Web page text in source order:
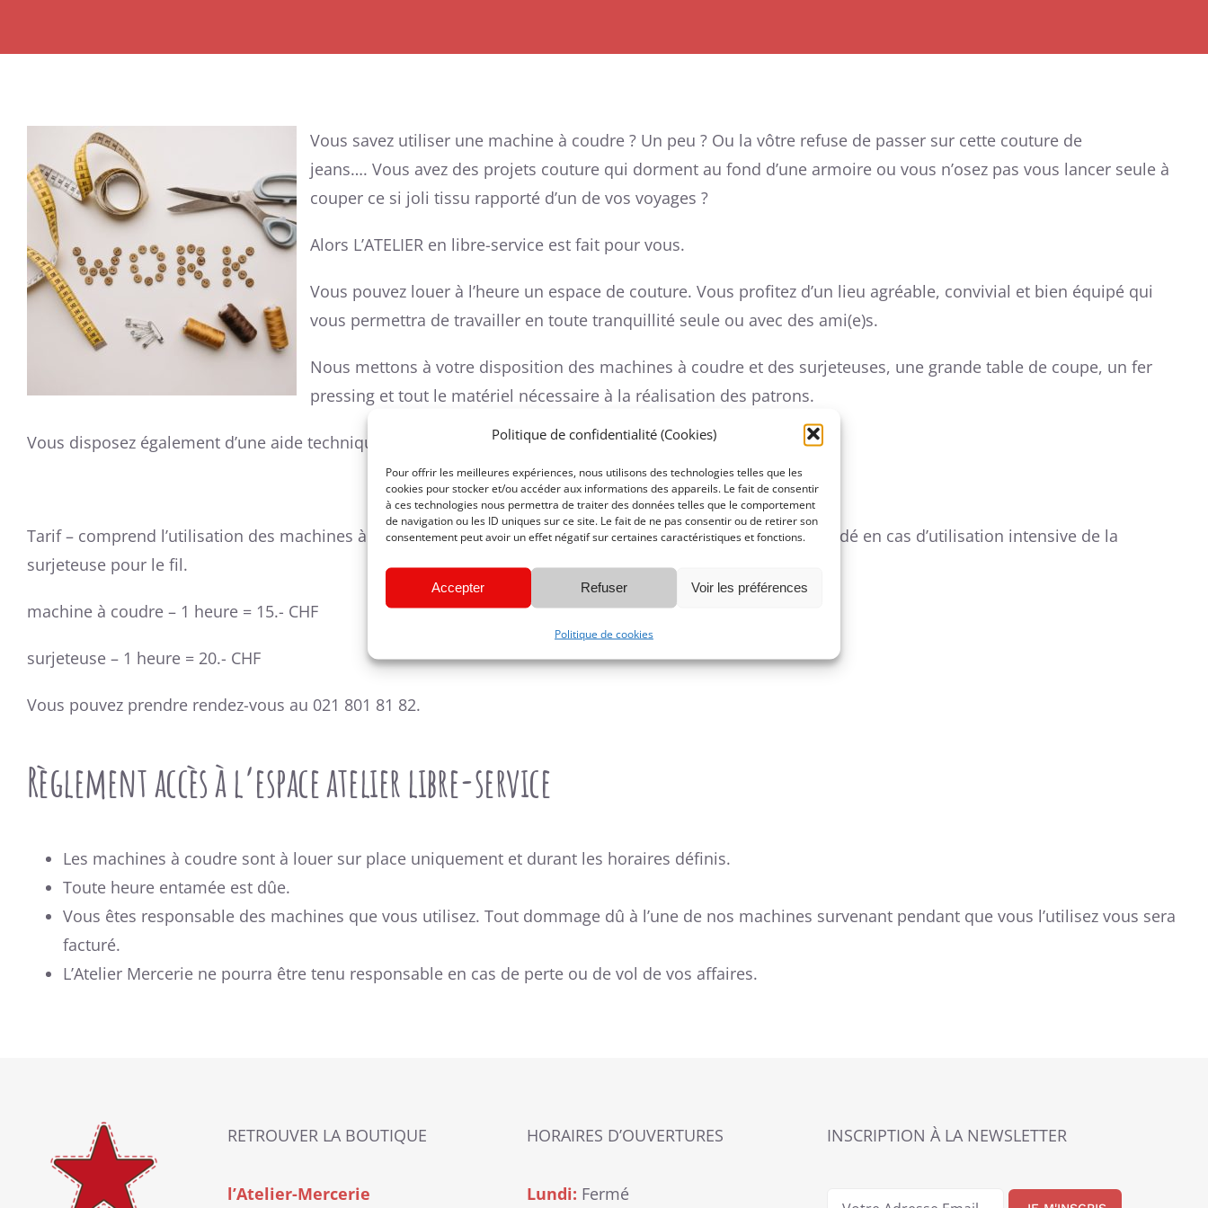
Politique de confidentialité (Cookies)
Pour offrir les meilleures expériences, nous utilisons des technologies telles que les
cookies pour stocker et/ou accéder aux informations des appareils. Le fait de consentir
à ces technologies nous permettra de traiter des données telles que le comportement
de navigation ou les ID uniques sur ce site. Le fait de ne pas consentir ou de retirer son
consentement peut avoir un effet négatif sur certaines caractéristiques et fonctions.
Accepter Refuser Voir les préférences
Politique de cookies
Vous savez utiliser une machine à coudre ? Un peu ? Ou la vôtre refuse de passer sur cette couture de
jeans…. Vous avez des projets couture qui dorment au fond d’une armoire ou vous n’osez pas vous lancer seule à
couper ce si joli tissu rapporté d’un de vos voyages ?
Alors L’ATELIER en libre-service est fait pour vous.
Vous pouvez louer à l’heure un espace de couture. Vous profitez d’un lieu agréable, convivial et bien équipé qui
vous permettra de travailler en toute tranquillité seule ou avec des ami(e)s.
Nous mettons à votre disposition des machines à coudre et des surjeteuses, une grande table de coupe, un fer
pressing et tout le matériel nécessaire à la réalisation des patrons.
Vous disposez également d’une aide technique pour l’enfilage de la machine.
Tarif – comprend l’utilisation des machines à coudre et des surjeteuses. Un supplément pourra être demandé en cas d’utilisation intensive de la
surjeteuse pour le fil.
machine à coudre – 1 heure = 15.- CHF
surjeteuse – 1 heure = 20.- CHF
Vous pouvez prendre rendez-vous au 021 801 81 82.
Règlement accès à l’espace atelier libre-service
Les machines à coudre sont à louer sur place uniquement et durant les horaires définis.
Toute heure entamée est dûe.
Vous êtes responsable des machines que vous utilisez. Tout dommage dû à l’une de nos machines survenant pendant que vous l’utilisez vous sera
facturé.
L’Atelier Mercerie ne pourra être tenu responsable en cas de perte ou de vol de vos affaires.
RETROUVER LA BOUTIQUE
l’Atelier-Mercerie
HORAIRES D’OUVERTURES
Lundi: Fermé
INSCRIPTION À LA NEWSLETTER